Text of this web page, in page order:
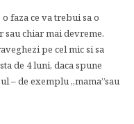
faza ce va trebui sa o
sau chiar mai devreme.
pe cel mic si sa
de 4 luni, daca spune
– de exemplu „mama”sau